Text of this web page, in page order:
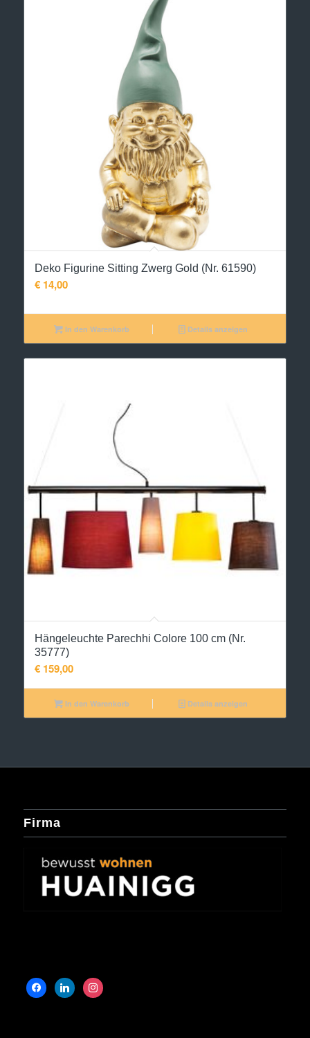
Deko Figurine Sitting Zwerg Gold (Nr. 61590)
€14,00
In den Warenkorb Details anzeigen
Hängeleuchte Parechhi Colore 100 cm (Nr.
35777)
€159,00
In den Warenkorb Details anzeigen
Firma